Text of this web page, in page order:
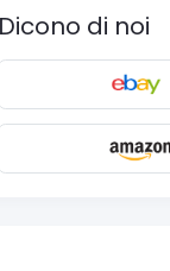
Dicono di noi